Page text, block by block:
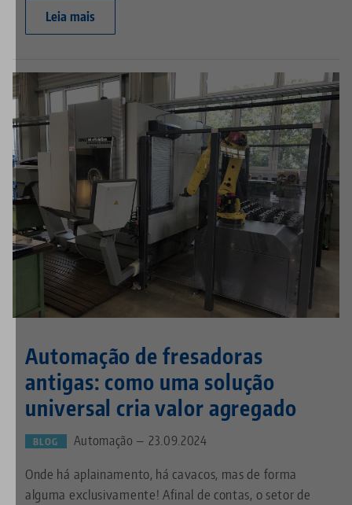
Leia mais
Automação de fresadoras
antigas: como uma solução
universal cria valor agregado
BLOG Automação — 23.09.2024
Onde há aplainamento, há cavacos, mas de forma
alguma exclusivamente! Afinal de contas, o setor de